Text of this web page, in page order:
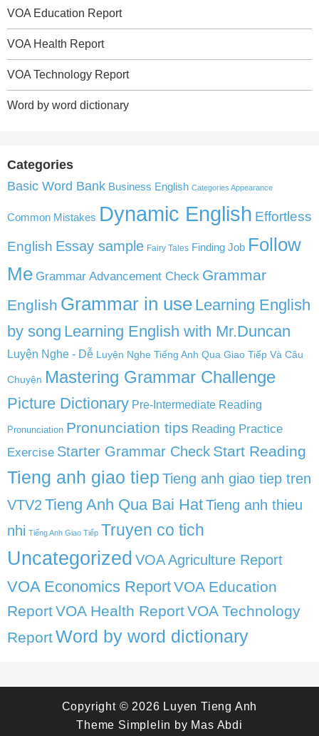
VOA Education Report
VOA Health Report
VOA Technology Report
Word by word dictionary
Categories
Basic Word Bank Business English Categories Appearance
Common Mistakes Dynamic English Effortless
English Essay sample Fairy Tales Finding Job Follow
Me Grammar Advancement Check Grammar
English Grammar in use Learning English
by song Learning English with Mr.Duncan
Luyện Nghe - Dễ Luyện Nghe Tiếng Anh Qua Giao Tiếp Và Câu
Chuyện Mastering Grammar Challenge
Picture Dictionary Pre-Intermediate Reading
Pronunciation Pronunciation tips Reading Practice
Exercise Starter Grammar Check Start Reading
Tieng anh giao tiep Tieng anh giao tiep tren
VTV2 Tieng Anh Qua Bai HatTieng anh thieu
nhi Tiếng Anh Giao Tiếp Truyen co tich
Uncategorized VOA Agriculture Report
VOA Economics ReportVOA Education
ReportVOA Health ReportVOA Technology
ReportWord by word dictionary
Copyright © 2026 Luyen Tieng Anh
Theme Simplelin by Mas Abdi